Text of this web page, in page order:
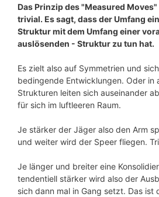
Das Prinzip des "Measured
trivial. Es sagt, dass der Umfang
Struktur mit dem Umfang einer
auslösenden - Struktur zu tun hat.
Es zielt also auf Symmetrien und
bedingende Entwicklungen. Oder in
Strukturen leiten sich auseinander
für sich im luftleeren Raum.
Je stärker der Jäger also den Arm
und weiter wird der Speer fliegen.
Je länger und breiter eine
tendentiell stärker wird also der
sich dann mal in Gang setzt. Das ist